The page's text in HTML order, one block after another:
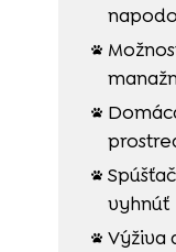



vyhnúť
 Výživa